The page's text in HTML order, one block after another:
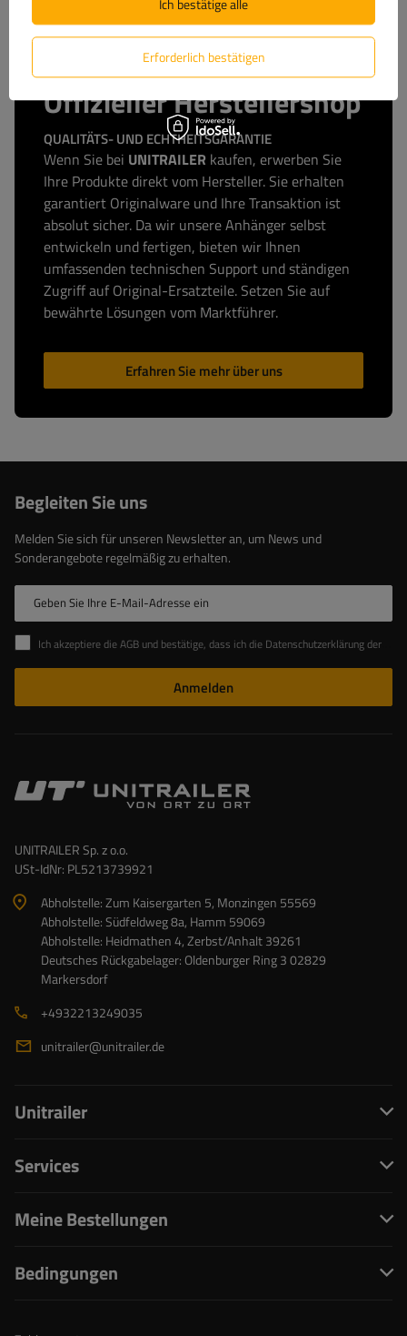
Offizieller Herstellershop
QUALITÄTS- UND ECHTHEITSGARANTIE
Wenn Sie bei UNITRAILER kaufen, erwerben Sie
Ihre Produkte direkt vom Hersteller. Sie erhalten
garantiert Originalware und Ihre Transaktion ist
absolut sicher. Da wir unsere Anhänger selbst
entwickeln und fertigen, bieten wir Ihnen
umfassenden technischen Support und ständigen
Zugriff auf Original-Ersatzteile. Setzen Sie auf
bewährte Lösungen vom Marktführer.
Erfahren Sie mehr über uns
Begleiten Sie uns
Melden Sie sich für unseren Newsletter an, um News und
Sonderangebote regelmäßig zu erhalten.
Geben Sie Ihre E-Mail-Adresse ein
Ich akzeptiere die AGB und bestätige, dass ich die Datenschutzerklärung der Website zur Kenntnis genommen habe
Anmelden
UNITRAILER Sp. z o.o.
USt-IdNr: PL5213739921
Abholstelle: Zum Kaisergarten 5, Monzingen 55569
Abholstelle: Südfeldweg 8a, Hamm 59069
Abholstelle: Heidmathen 4, Zerbst/Anhalt 39261
Deutsches Rückgabelager: Oldenburger Ring 3 02829
Markersdorf
+4932213249035
unitrailer@unitrailer.de
Unitrailer
Services
Meine Bestellungen
Bedingungen
Erforderlich bestätigen
Ich bestätige alle